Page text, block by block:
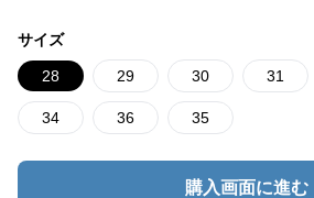
サイズ
28 29 30 31
34 36 35
購入画面に進む